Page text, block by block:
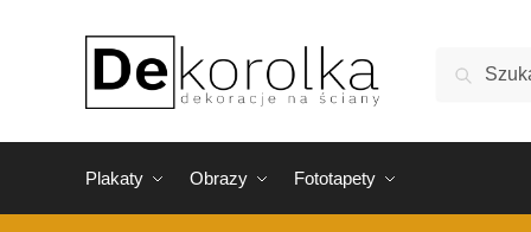
Szukaj
Plakaty Obrazy Fototapety